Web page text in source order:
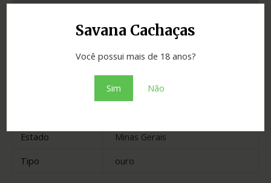
Savana Cachaças
Você possui mais de 18 anos?
Sim Não
Salinas
Estado
Minas Gerais
Tipo
ouro